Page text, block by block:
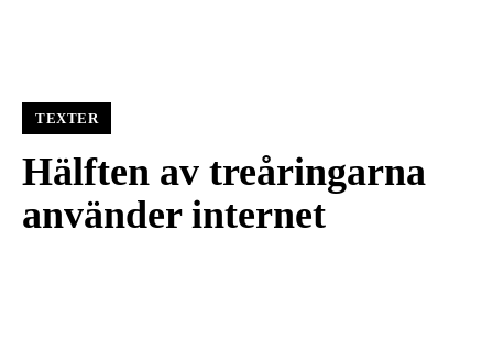
TEXTER
Hälften av treåringarna
använder internet